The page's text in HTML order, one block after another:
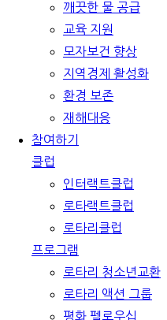
깨끗한 물 공급
교육 지원
모자보건 향상
지역경제 활성화
환경 보존
재해대응
참여하기
클럽
인터랙트클럽
로타랙트클럽
로타리클럽
프로그램
로타리 청소년교환
로타리 액션 그룹
평화 펠로우십